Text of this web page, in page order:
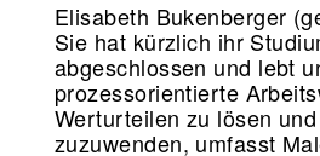
Elisabeth Bukenberger
Sie hat kürzlich ihr
abgeschlossen und lebt
prozessorientierte
Werturteilen zu lösen
zuzuwenden, umfasst